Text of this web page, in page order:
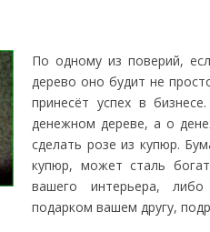
По одному из поверий,
дерево оно будит не
принесёт успех в
денежном дереве, а о
сделать розе из купюр.
купюр, может сталь
вашего интерьера,
подарком вашем другу,